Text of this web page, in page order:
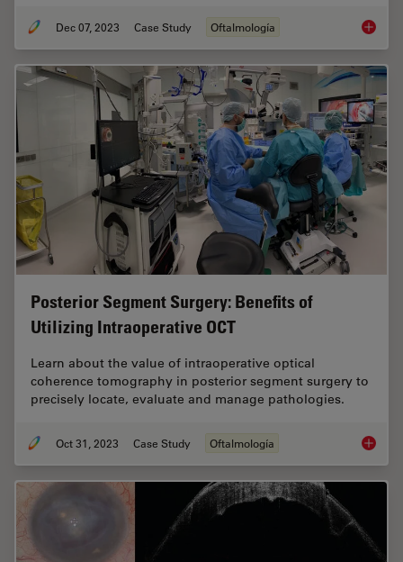
Dec 07, 2023 Case Study Oftalmología
Posterior Segment Surgery: Benefits of
Utilizing Intraoperative OCT
Learn about the value of intraoperative optical
coherence tomography in posterior segment surgery to
precisely locate, evaluate and manage pathologies.
Oct 31, 2023 Case Study Oftalmología